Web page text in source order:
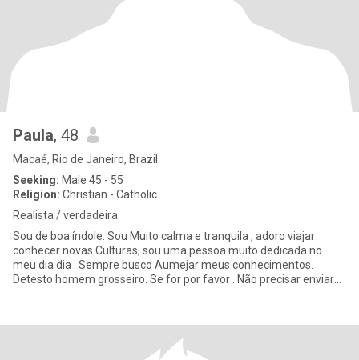
Paula, 48
Macaé, Rio de Janeiro, Brazil
Seeking: Male 45 - 55
Religion: Christian - Catholic
Realista / verdadeira
Sou de boa índole. Sou Muito calma e tranquila , adoro viajar
conhecer novas Culturas, sou uma pessoa muito dedicada no
meu dia dia . Sempre busco Aumejar meus conhecimentos.
Detesto homem grosseiro. Se for por favor . Não precisar enviar